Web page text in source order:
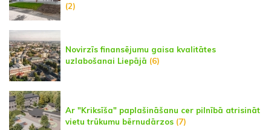
(2)
Novirzīs finansējumu gaisa kvalitātes
uzlabošanai Liepājā (6)
Ar "Kriksīša" paplašināšanu cer pilnībā atrisināt
vietu trūkumu bērnudārzos (7)